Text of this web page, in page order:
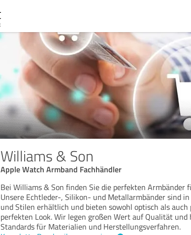
Williams & Son
Apple Watch Armband Fachhändler
Bei Williams & Son finden Sie die perfekten Armbänder
Unsere Echtleder-, Silikon- und Metallarmbänder sind
und Stilen erhältlich und bieten sowohl optisch als auch
perfekten Look. Wir legen großen Wert auf Qualität und
Standards für Materialien und Herstellungsverfahren.